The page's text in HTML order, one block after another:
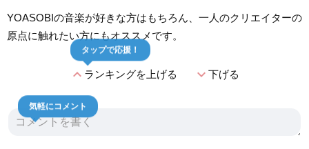
YOASOBIの音楽が好きな方はもちろん、一人のクリエイターの
原点に触れたい方にもオススメです。
expand_lessランキングを上げる
タップで応援！
expand_more下げる
気軽にコメント